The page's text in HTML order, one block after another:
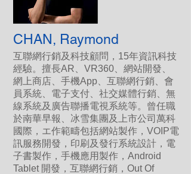
CHAN, Raymond
互聯網行銷及科技顧問，15年資訊科技
經驗。擅長AR、VR360、網站開發、
網上商店、手機App、互聯網行銷、會
員系統、電子支付、社交媒體行銷、無
線系統及廣告聯播電視系統等。曾任職
於南華早報、冰雪集團及上市公司萬科
國際，エ作範疇包括網站製作，VOIP電
訊服務開發，印刷及發行系統設計，電
子書製作，手機應用製作，Android
Tablet 開發，互聯網行銷，Out Of